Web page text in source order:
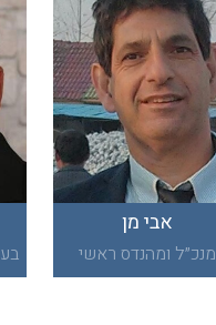
אבי מן
מנכ״ל ומהנדס ראשי